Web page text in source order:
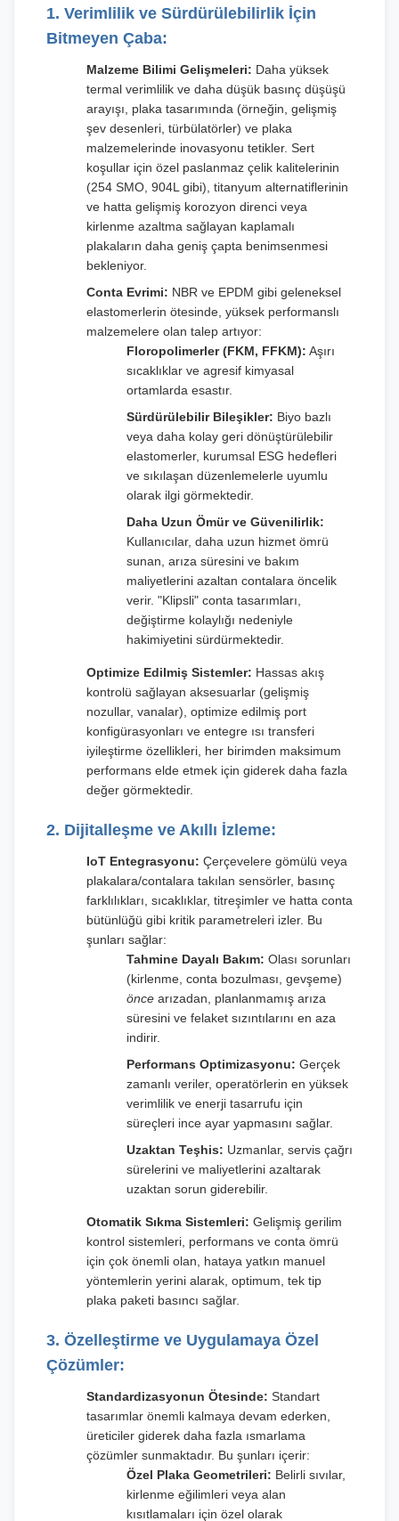
1. Verimlilik ve Sürdürülebilirlik İçin
Bitmeyen Çaba:
Malzeme Bilimi Gelişmeleri: Daha yüksek
termal verimlilik ve daha düşük basınç düşüşü
arayışı, plaka tasarımında (örneğin, gelişmiş
şev desenleri, türbülatörler) ve plaka
malzemelerinde inovasyonu tetikler. Sert
koşullar için özel paslanmaz çelik kalitelerinin
(254 SMO, 904L gibi), titanyum alternatiflerinin
ve hatta gelişmiş korozyon direnci veya
kirlenme azaltma sağlayan kaplamalı
plakaların daha geniş çapta benimsenmesi
bekleniyor.
Conta Evrimi: NBR ve EPDM gibi geleneksel
elastomerlerin ötesinde, yüksek performanslı
malzemelere olan talep artıyor:
Floropolimerler (FKM, FFKM): Aşırı
sıcaklıklar ve agresif kimyasal
ortamlarda esastır.
Sürdürülebilir Bileşikler: Biyo bazlı
veya daha kolay geri dönüştürülebilir
elastomerler, kurumsal ESG hedefleri
ve sıkılaşan düzenlemelerle uyumlu
olarak ilgi görmektedir.
Daha Uzun Ömür ve Güvenilirlik:
Kullanıcılar, daha uzun hizmet ömrü
sunan, arıza süresini ve bakım
maliyetlerini azaltan contalara öncelik
verir. "Klipsli" conta tasarımları,
değiştirme kolaylığı nedeniyle
hakimiyetini sürdürmektedir.
Optimize Edilmiş Sistemler: Hassas akış
kontrolü sağlayan aksesuarlar (gelişmiş
nozullar, vanalar), optimize edilmiş port
konfigürasyonları ve entegre ısı transferi
iyileştirme özellikleri, her birimden maksimum
performans elde etmek için giderek daha fazla
değer görmektedir.
2. Dijitalleşme ve Akıllı İzleme:
IoT Entegrasyonu: Çerçevelere gömülü veya
plakalara/contalara takılan sensörler, basınç
farklılıkları, sıcaklıklar, titreşimler ve hatta conta
bütünlüğü gibi kritik parametreleri izler. Bu
şunları sağlar:
Tahmine Dayalı Bakım: Olası sorunları
(kirlenme, conta bozulması, gevşeme)
önce arızadan, planlanmamış arıza
süresini ve felaket sızıntılarını en aza
indirir.
Performans Optimizasyonu: Gerçek
zamanlı veriler, operatörlerin en yüksek
verimlilik ve enerji tasarrufu için
süreçleri ince ayar yapmasını sağlar.
Uzaktan Teşhis: Uzmanlar, servis çağrı
sürelerini ve maliyetlerini azaltarak
uzaktan sorun giderebilir.
Otomatik Sıkma Sistemleri: Gelişmiş gerilim
kontrol sistemleri, performans ve conta ömrü
için çok önemli olan, hataya yatkın manuel
yöntemlerin yerini alarak, optimum, tek tip
plaka paketi basıncı sağlar.
3. Özelleştirme ve Uygulamaya Özel
Çözümler:
Standardizasyonun Ötesinde: Standart
tasarımlar önemli kalmaya devam ederken,
üreticiler giderek daha fazla ısmarlama
çözümler sunmaktadır. Bu şunları içerir:
Özel Plaka Geometrileri: Belirli sıvılar,
kirlenme eğilimleri veya alan
kısıtlamaları için özel olarak